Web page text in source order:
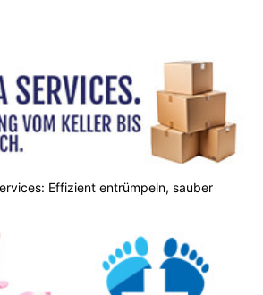
Effizient entrümpeln, sauber